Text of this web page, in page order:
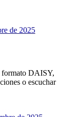
de 2025
formato DAISY,
o escuchar